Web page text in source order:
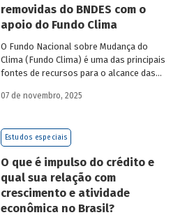
removidas do BNDES com o
apoio do Fundo Clima
O Fundo Nacional sobre Mudança do
Clima (Fundo Clima) é uma das principais
fontes de recursos para o alcance das
reduções ou remoções de carbono
são um de seus indicadores de efetividade
de maior relevância. Nesse processo, as
a realização deste cálculo são
reconhecidas por sua transparência
metodológica, colocando o Fundo Clima
em posição de destaque.
07 de novembro, 2025
Estudos especiais
O que é impulso do crédito e
qual sua relação com
crescimento e atividade
econômica no Brasil?